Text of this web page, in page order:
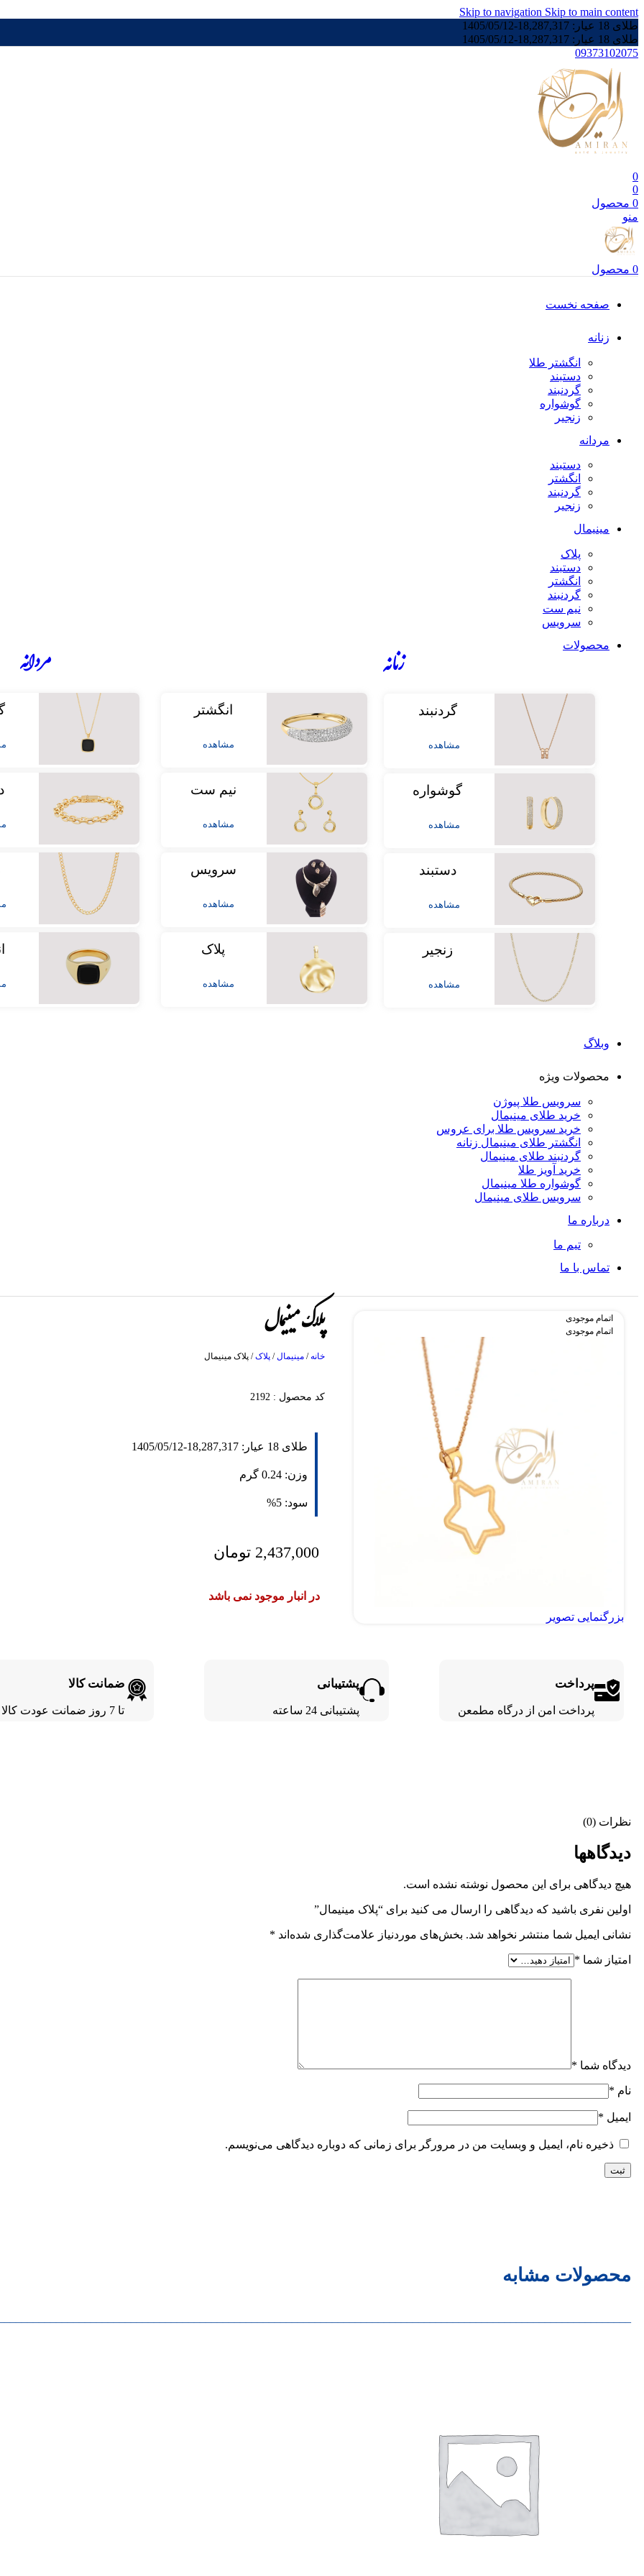
Skip to navigation Skip to main content
طلای 18 عیار:
18,287,317
-
1405/05/12
طلای 18 عیار:
18,287,317
-
1405/05/12
09373102075
0
0
0 محصول
منو
0 محصول
صفحه نخست
زنانه
انگشتر طلا
دستبند
گردنبند
گوشواره
زنجیر
مردانه
دستبند
انگشتر
گردنبند
زنجیر
مینیمال
پلاک
دستبند
انگشتر
گردنبند
نیم ست
سرویس
محصولات
زنانه
گردنبند
مشاهده
گوشواره
مشاهده
دستبند
مشاهده
زنجیر
مشاهده
انگشتر
مشاهده
نیم ست
مشاهده
سرویس
مشاهده
پلاک
مشاهده
مردانه
وبلاگ
محصولات ویژه
سرویس طلا پیوژن
خرید طلای مینیمال
خرید سرویس طلا برای عروس
انگشتر طلای مینیمال زنانه
گردنبند طلای مینیمال
خرید آویز طلا
گوشواره طلا مینیمال
سرویس طلای مینیمال
درباره ما
تیم ما
تماس با ما
اتمام موجودی
اتمام موجودی
بزرگنمایی تصویر
پلاک مینیمال
خانه/ مینیمال/ پلاک/ پلاک مینیمال
کد محصول : 2192
طلای 18 عیار: 18,287,317
-
1405/05/12
وزن: 0.24 گرم
سود: 5%
2,437,000 تومان
در انبار موجود نمی باشد
پرداخت
پرداخت امن از درگاه مطمعن
پشتیبانی
پشتیبانی 24 ساعته
ضمانت کالا
تا 7 روز ضمانت عودت کالا
نظرات (0)
دیدگاهها
هیچ دیدگاهی برای این محصول نوشته نشده است.
اولین نفری باشید که دیدگاهی را ارسال می کنید برای “پلاک مینیمال”
نشانی ایمیل شما منتشر نخواهد شد. بخش‌های موردنیاز علامت‌گذاری شده‌اند *
امتیاز شما *
دیدگاه شما *
نام *
ایمیل *
ذخیره نام، ایمیل و وبسایت من در مرورگر برای زمانی که دوباره دیدگاهی می‌نویسم.
محصولات مشابه